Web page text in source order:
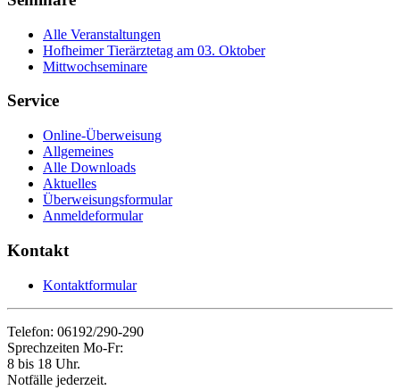
Alle Veranstaltungen
Hofheimer Tierärztetag am 03. Oktober
Mittwochseminare
Service
Online-Überweisung
Allgemeines
Alle Downloads
Aktuelles
Überweisungsformular
Anmeldeformular
Kontakt
Kontaktformular
Telefon: 06192/290-290
Sprechzeiten Mo-Fr:
8 bis 18 Uhr.
Notfälle jederzeit.